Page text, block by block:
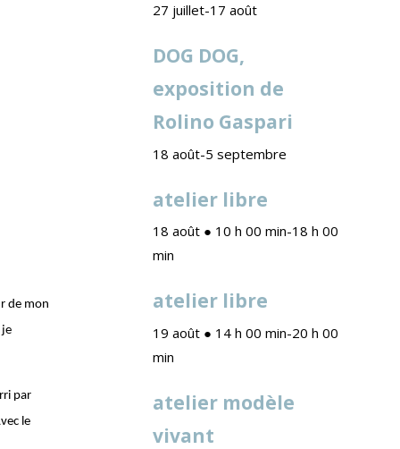
de mon
je
par
le
27 juillet-17 août
DOG DOG,
exposition de
Rolino Gaspari
18 août-5 septembre
atelier libre
18 août ● 10 h 00 min-18 h 00
min
atelier libre
19 août ● 14 h 00 min-20 h 00
min
atelier modèle
vivant